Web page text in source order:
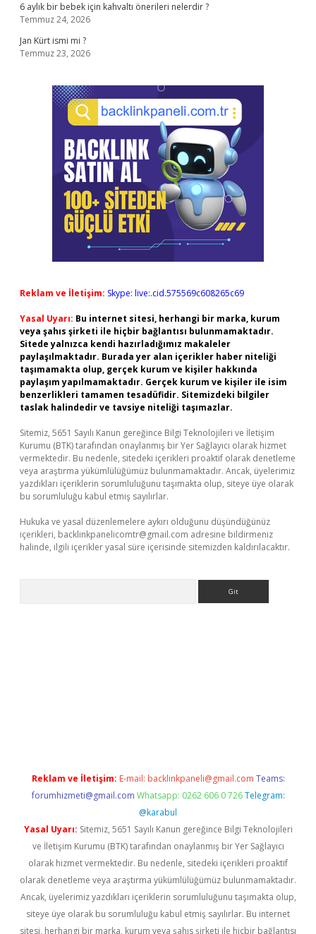
6 aylık bir bebek için kahvaltı önerileri nelerdir ?
Temmuz 24, 2026
Jan Kürt ismi mi ?
Temmuz 23, 2026
Reklam ve İletişim: Skype: live:.cid.575569c608265c69
Yasal Uyarı: Bu internet sitesi, herhangi bir marka, kurum
veya şahıs şirketi ile hiçbir bağlantısı bulunmamaktadır.
Sitede yalnızca kendi hazırladığımız makaleler
paylaşılmaktadır. Burada yer alan içerikler haber niteliği
taşımamakta olup, gerçek kurum ve kişiler hakkında
paylaşım yapılmamaktadır. Gerçek kurum ve kişiler ile isim
benzerlikleri tamamen tesadüfidir. Sitemizdeki bilgiler
taslak halindedir ve tavsiye niteliği taşımazlar.
Sitemiz, 5651 Sayılı Kanun gereğince Bilgi Teknolojileri ve İletişim
Kurumu (BTK) tarafından onaylanmış bir Yer Sağlayıcı olarak hizmet
vermektedir. Bu nedenle, sitedeki içerikleri proaktif olarak denetleme
veya araştırma yükümlülüğümüz bulunmamaktadır. Ancak, üyelerimiz
yazdıkları içeriklerin sorumluluğunu taşımakta olup, siteye üye olarak
bu sorumluluğu kabul etmiş sayılırlar.
Hukuka ve yasal düzenlemelere aykırı olduğunu düşündüğünüz
içerikleri, backlinkpanelicomtr@gmail.com adresine bildirmeniz
halinde, ilgili içerikler yasal süre içerisinde sitemizden kaldırılacaktır.
Reklam ve İletişim: E-mail: backlinkpaneli@gmail.com Teams:
forumhizmeti@gmail.com Whatsapp: 0262 606 0 726 Telegram:
@karabul
Yasal Uyarı: Sitemiz, 5651 Sayılı Kanun gereğince Bilgi Teknolojileri
ve İletişim Kurumu (BTK) tarafından onaylanmış bir Yer Sağlayıcı
olarak hizmet vermektedir. Bu nedenle, sitedeki içerikleri proaktif
olarak denetleme veya araştırma yükümlülüğümüz bulunmamaktadır.
Ancak, üyelerimiz yazdıkları içeriklerin sorumluluğunu taşımakta olup,
siteye üye olarak bu sorumluluğu kabul etmiş sayılırlar. Bu internet
sitesi, herhangi bir marka, kurum veya şahıs şirketi ile hiçbir bağlantısı